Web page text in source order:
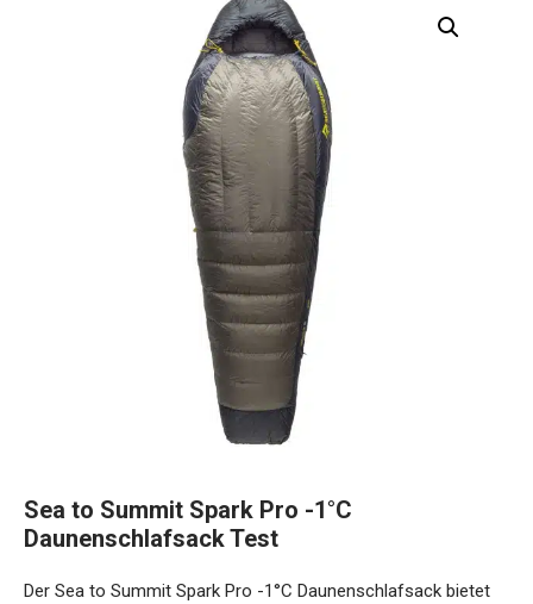
Sea to Summit Spark Pro -1°C
Daunenschlafsack Test
Der Sea to Summit Spark Pro -1°C Daunenschlafsack bietet